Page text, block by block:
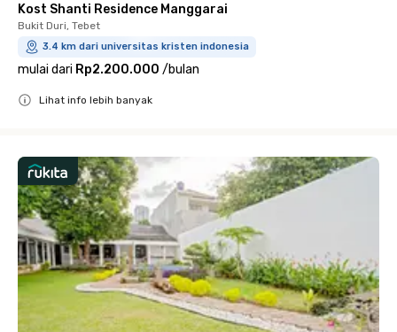
Kost Shanti Residence Manggarai
Bukit Duri, Tebet
3.4 km dari universitas kristen indonesia
mulai dari Rp2.200.000 /bulan
Lihat info lebih banyak